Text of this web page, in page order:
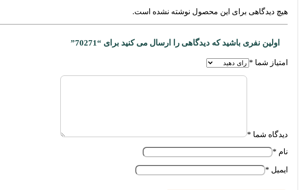
هیچ دیدگاهی برای این محصول نوشته نشده است.
اولین نفری باشید که دیدگاهی را ارسال می کنید برای “70271”
امتیاز شما *
دیدگاه شما *
نام *
ایمیل *